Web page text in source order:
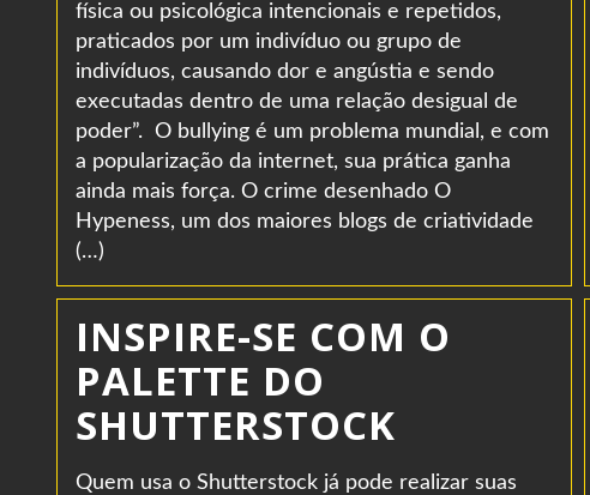
física ou psicológica intencionais e repetidos,
praticados por um indivíduo ou grupo de
indivíduos, causando dor e angústia e sendo
executadas dentro de uma relação desigual de
poder”. O bullying é um problema mundial, e com
a popularização da internet, sua prática ganha
ainda mais força. O crime desenhado O
Hypeness, um dos maiores blogs de criatividade
(…)
INSPIRE-SE COM O
PALETTE DO
SHUTTERSTOCK
Quem usa o Shutterstock já pode realizar suas